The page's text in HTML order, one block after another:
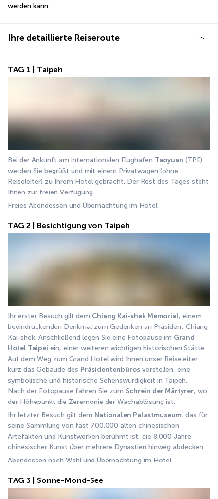
werden kann.
Ihre detaillierte Reiseroute
TAG 1 | Taipeh
Bei der Ankunft am internationalen Flughafen Taoyuan (TPE)
werden Sie begrüßt und mit einem Privatwagen (ohne
Reiseleiter) zu Ihrem Hotel gebracht. Der Rest des Tages steht
Ihnen zur freien Verfügung.
Freies Abendessen und Übernachtung im Hotel.
TAG 2 | Besichtigung von Taipeh
Ihr erster Besuch gilt dem Chiang Kai-shek Memorial, einem
beeindruckenden Denkmal zum Gedenken an Präsident Chiang
Kai-shek. Anschließend legen Sie eine Fotopause im Grand
Hotel Taipei ein, einer weiteren wichtigen historischen Stätte.
Auf dem Weg zum Grand Hotel wird Ihnen unser Reiseleiter
kurz das Gebäude des Präsidentenbüros vorstellen, eine
symbolische und historische Sehenswürdigkeit in Taipeh.
Nach der Fotopause fahren Sie zum Schrein der Märtyrer, wo
der Höhepunkt die Zeremonie der Wachablösung ist.
Ihr letzter Besuch gilt dem Nationalen Palastmuseum, das für
seine Sammlung von fast 700.000 alten chinesischen
Artefakten und Kunstwerken berühmt ist, die 8.000 Jahre
chinesischer Kunst über mehrere Dynastien hinweg abdecken.
Abendessen nach Wahl und Übernachtung im Hotel.
TAG 3 | Sonne-Mond-See